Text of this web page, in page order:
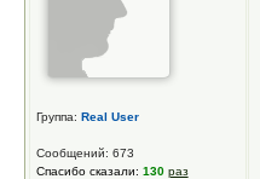
Группа: Real User
Сообщений: 673
Спасибо сказали: 130 раз